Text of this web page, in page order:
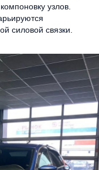
узлов.
силовой связки.